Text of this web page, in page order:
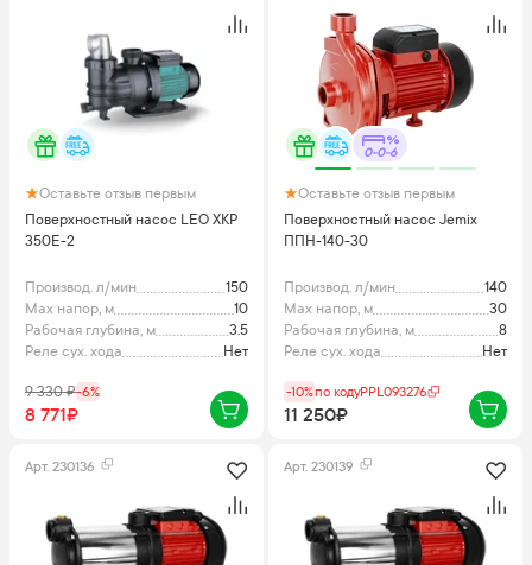
Оставьте отзыв первым
Поверхностный насос LEO XKP
350E-2
Производ. л/мин
150
Max напор, м
10
Рабочая глубина, м
3.5
Реле сух. хода
Нет
9 330₽-6%
8 771₽
0-0-6
Оставьте отзыв первым
Поверхностный насос Jemix
ППН-140-30
Производ. л/мин
140
Max напор, м
30
Рабочая глубина, м
8
Реле сух. хода
Нет
-10%по кодуPPL093276
11 250₽
Арт. 230136 Арт. 230139